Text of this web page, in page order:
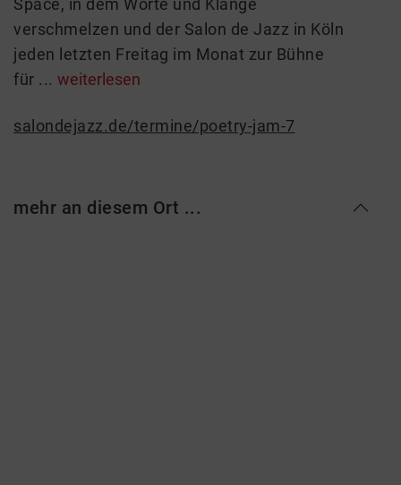
Space, in dem Worte und Klänge
verschmelzen und der Salon de Jazz in Köln
jeden letzten Freitag im Monat zur Bühne
für ... weiterlesen
salondejazz.de/termine/poetry-jam-7
mehr an diesem Ort ...